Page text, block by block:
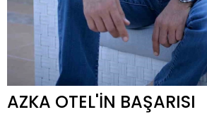
AZKA OTEL'İN BAŞARISI